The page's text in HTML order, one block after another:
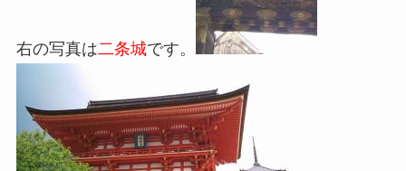
右の写真は二条城です。